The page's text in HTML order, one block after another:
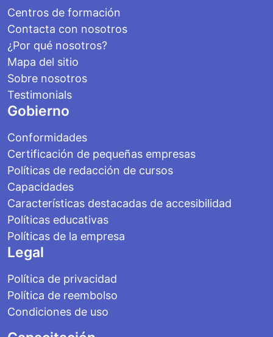
Centros de formación
Contacta con nosotros
¿Por qué nosotros?
Mapa del sitio
Sobre nosotros
Testimonials
Gobierno
Conformidades
Certificación de pequeñas empresas
Políticas de redacción de cursos
Capacidades
Características destacadas de accesibilidad
Políticas educativas
Políticas de la empresa
Legal
Política de privacidad
Política de reembolso
Condiciones de uso